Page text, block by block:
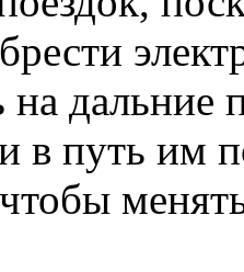
на
в путь им